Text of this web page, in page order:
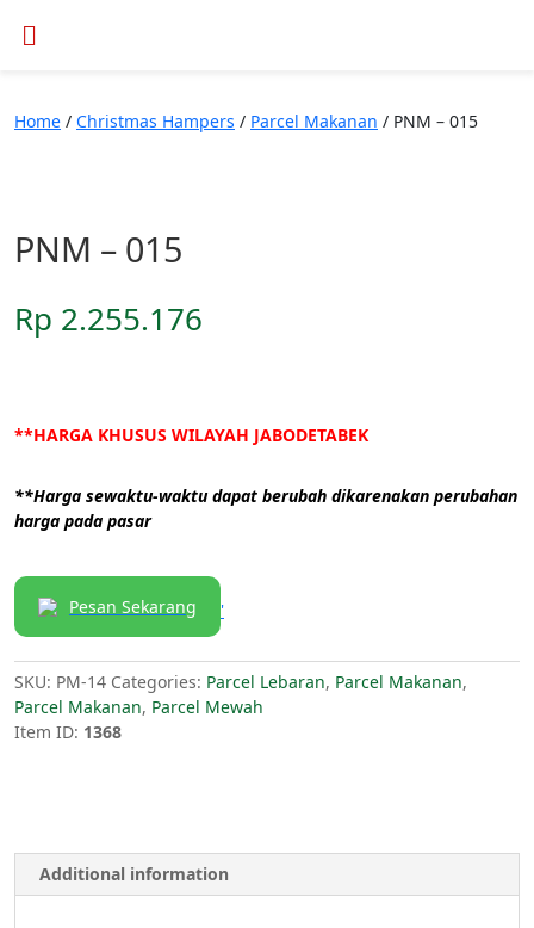
Home / Christmas Hampers / Parcel Makanan / PNM – 015
PNM – 015
Rp 2.255.176
**HARGA KHUSUS WILAYAH JABODETABEK
**Harga sewaktu-waktu dapat berubah dikarenakan perubahan
harga pada pasar
Pesan Sekarang '
SKU: PM-14 Categories: Parcel Lebaran, Parcel Makanan,
Parcel Makanan, Parcel Mewah
Item ID: 1368
Additional information